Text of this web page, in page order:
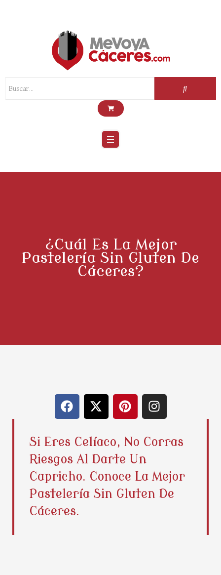
¿Cuál Es La Mejor
Pastelería Sin Gluten De
Cáceres?
F
a
e
b
o
o
X
-
w
i
t
t
e
r
P
i
t
e
r
e
s
t
I
n
t
a
r
m
Si Eres Celíaco, No Corras
Riesgos Al Darte Un
Capricho. Conoce La Mejor
Pastelería Sin Gluten De
Cáceres.